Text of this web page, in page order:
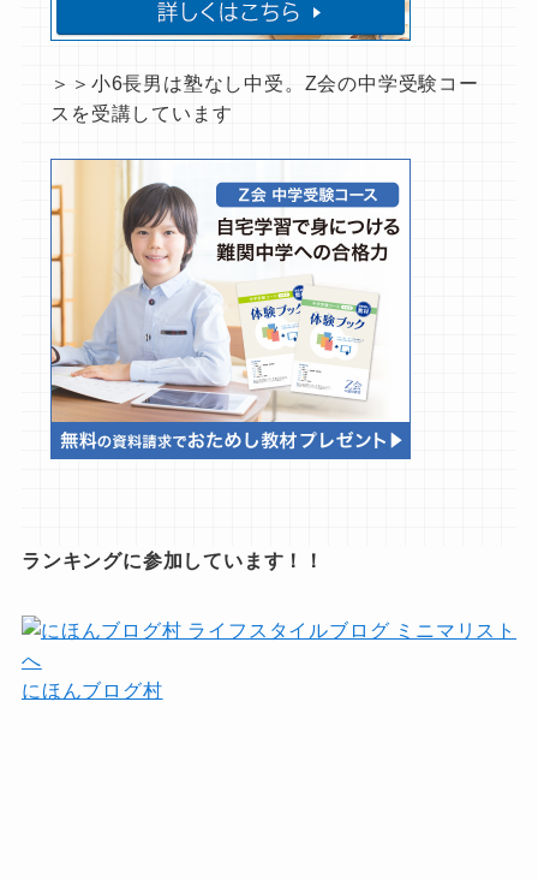
＞＞小6長男は塾なし中受。Z会の中学受験コー
スを受講しています
ランキングに参加しています！！
にほんブログ村